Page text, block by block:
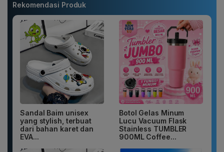
Rekomendasi Produk
Sandal Baim unisex
yang stylish, terbuat
dari bahan karet dan
EVA...
Botol Gelas Minum
Lucu Vacuum Flask
Stainless TUMBLER
900ML Coffee...